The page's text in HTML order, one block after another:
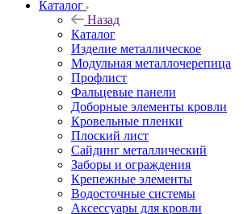
Каталог
Назад
Каталог
Изделие металлическое
Модульная металлочерепица
Профлист
Фальцевые панели
Доборные элементы кровли
Кровельные пленки
Плоский лист
Сайдинг металлический
Заборы и ограждения
Крепежные элементы
Водосточные системы
Аксессуары для кровли